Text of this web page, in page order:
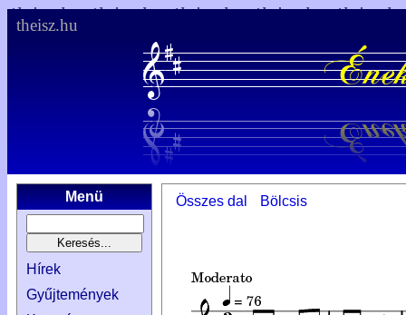
theisz.hu
Menü
Hírek
Gyűjtemények
Összes dal Bölcsis